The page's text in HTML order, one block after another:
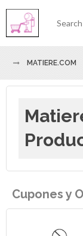
MATIERE.COM
Cupones y